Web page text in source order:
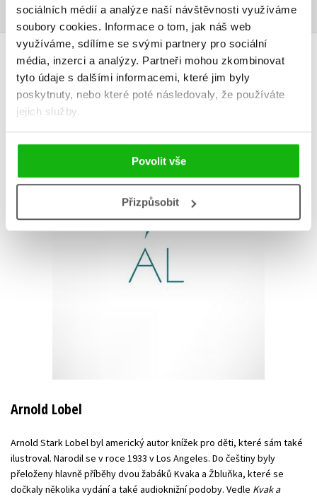
sociálních médií a analýze naší návštěvnosti využíváme
soubory cookies. Informace o tom, jak náš web
využíváme, sdílíme se svými partnery pro sociální
média, inzerci a analýzy. Partneři mohou zkombinovat
tyto údaje s dalšími informacemi, které jim byly
poskytnuty, nebo které poté následovaly, že používáte
jejich služby.
Povolit vše
Přizpůsobit
AUTOR KNIHY
Arnold Lobel
Arnold Stark Lobel byl americký autor knížek pro děti, které sám také
ilustroval. Narodil se v roce 1933 v Los Angeles. Do češtiny byly
přeloženy hlavně příběhy dvou žabáků Kvaka a Žbluňka, které se
dočkaly několika vydání a také audioknižní podoby. Vedle Kvak a